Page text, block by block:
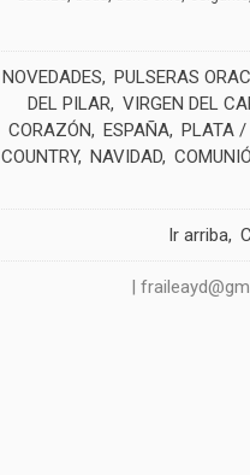
NOVEDADES PULSERAS
DEL PILAR VIRGEN DEL
CORAZÓN
ESPAÑA PLATA /
COUNTRY NAVIDAD
Ir arriba
|